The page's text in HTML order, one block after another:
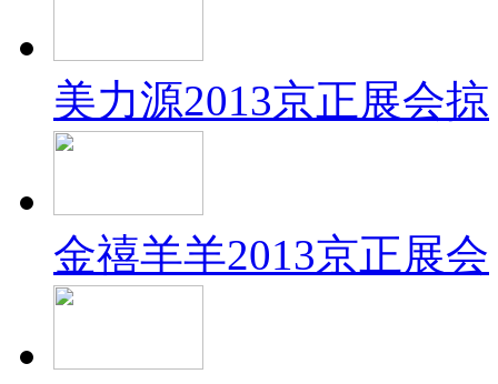
美力源2013京正展会掠
金禧羊羊2013京正展会